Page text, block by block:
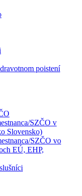
poistení
SZČO v
Slovensko)
SZČO vo
EÚ, EHP,